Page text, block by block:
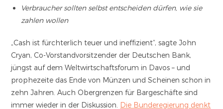
Verbraucher sollten selbst entscheiden dürfen, wie sie
zahlen wollen
„Cash ist fürchterlich teuer und ineffizient“, sagte John
Cryan, Co-Vorstandvorsitzender der Deutschen Bank,
jüngst auf dem Weltwirtschaftsforum in Davos – und
prophezeite das Ende von Münzen und Scheinen schon in
zehn Jahren. Auch Obergrenzen für Bargeschäfte sind
immer wieder in der Diskussion. Die Bunderegierung denkt